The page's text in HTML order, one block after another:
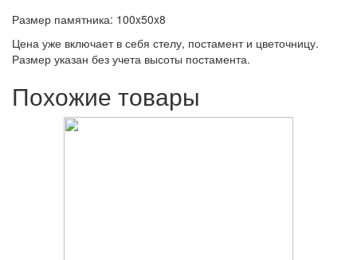
Размер памятника: 100x50x8
Цена уже включает в себя стелу, постамент и цветочницу.
Размер указан без учета высоты постамента.
Похожие товары